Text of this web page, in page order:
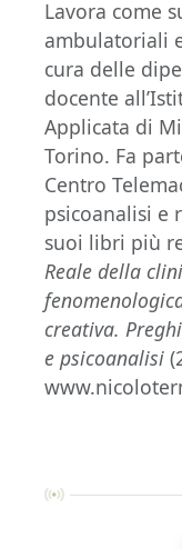
Lavora come
ambulatoriali
cura delle
docente
Applicata di
Torino. Fa
Centro
psicoanalisi e
suoi libri più
Reale della
creativa.
e psicoanalisi